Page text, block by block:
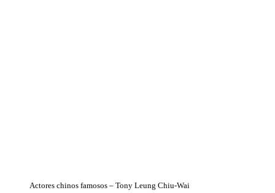
Actores chinos famosos – Tony Leung Chiu-Wai